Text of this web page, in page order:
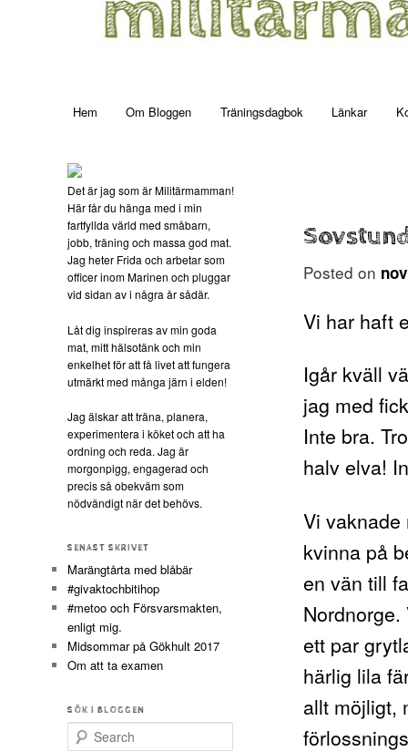
Skip to primary content
Hem Om Bloggen Träningsdagbok Länkar
Posted on
Vi har haft
Igår kväll
jag med
Inte bra.
halv elva!
Vi
kvinna på
en vän till
ett par
härlig lila
allt möjligt,
Det är jag som är Militärmamman!
Här får du hänga med i min
fartfyllda värld med småbarn,
jobb, träning och massa god mat.
Jag heter Frida och arbetar som
officer inom Marinen och pluggar
vid sidan av i några år sådär.
Låt dig inspireras av min goda
mat, mitt hälsotänk och min
enkelhet för att få livet att fungera
utmärkt med många järn i elden!
Jag älskar att träna, planera,
experimentera i köket och att ha
ordning och reda. Jag är
morgonpigg, engagerad och
precis så obekväm som
nödvändigt när det behövs.
SENAST SKRIVET
Marängtårta med blåbär
#givaktochbitihop
#metoo och Försvarsmakten,
enligt mig.
Midsommar på Gökhult 2017
Om att ta examen
SÖK I BLOGGEN
Search